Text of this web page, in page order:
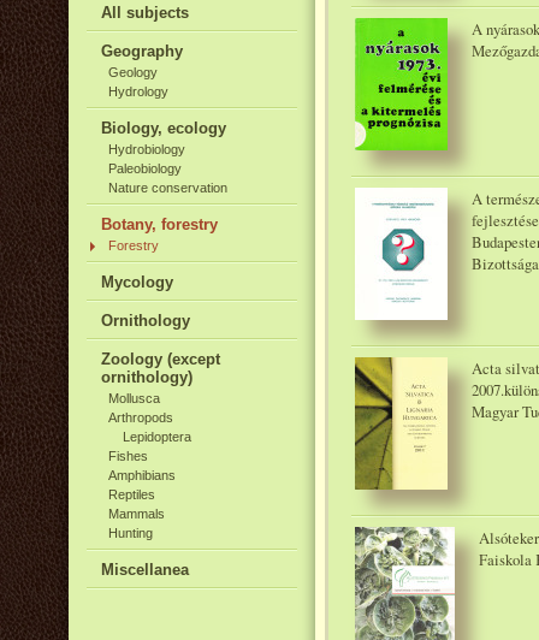
All subjects
Geography
Geology
Hydrology
Biology, ecology
Hydrobiology
Paleobiology
Nature conservation
Botany, forestry
Forestry
Mycology
Ornithology
Zoology (except
ornithology)
Mollusca
Arthropods
Lepidoptera
Fishes
Amphibians
Reptiles
Mammals
Hunting
Miscellanea
A
A
Acta
Magyar
Faiskola